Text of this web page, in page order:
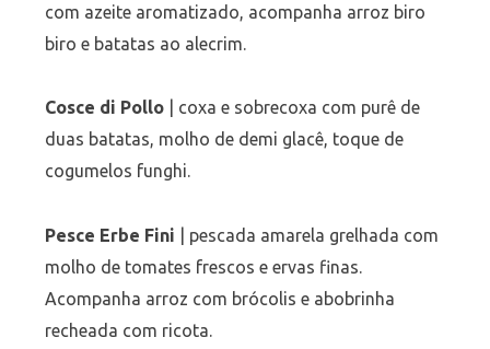
com azeite aromatizado, acompanha arroz biro
biro e batatas ao alecrim.
Cosce di Pollo| coxa e sobrecoxa com purê de
duas batatas, molho de demi glacê, toque de
cogumelos funghi.
Pesce Erbe Fini | pescada amarela grelhada com
molho de tomates frescos e ervas finas.
Acompanha arroz com brócolis e abobrinha
recheada com ricota.